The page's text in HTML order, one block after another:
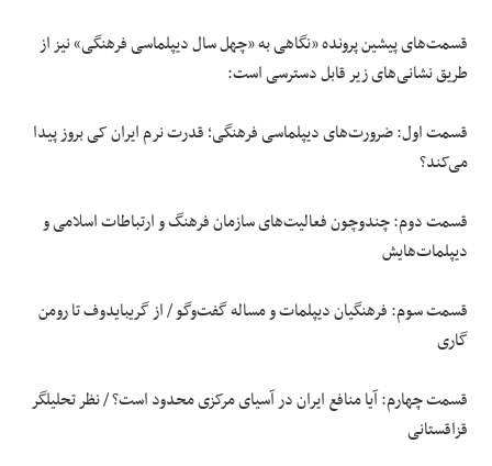
قسمت‌های پیشین پرونده «نگاهی به «چهل سال دیپلماسی فرهنگی» نیز از
طریق نشانی‌های زیر قابل دسترسی است:
قسمت اول: ضرورت‌های دیپلماسی فرهنگی؛ قدرت نرم ایران کی بروز پیدا
می‌کند؟
قسمت دوم: چندوچون فعالیت‌های سازمان فرهنگ و ارتباطات اسلامی و
دیپلمات‌هایش
قسمت سوم: فرهنگیان دیپلمات و مساله گفت‌وگو / از گریبایدوف تا رومن
گاری
قسمت چهارم: آیا منافع ایران در آسیای مرکزی محدود است؟ / نظر تحلیلگر
قزاقستانی